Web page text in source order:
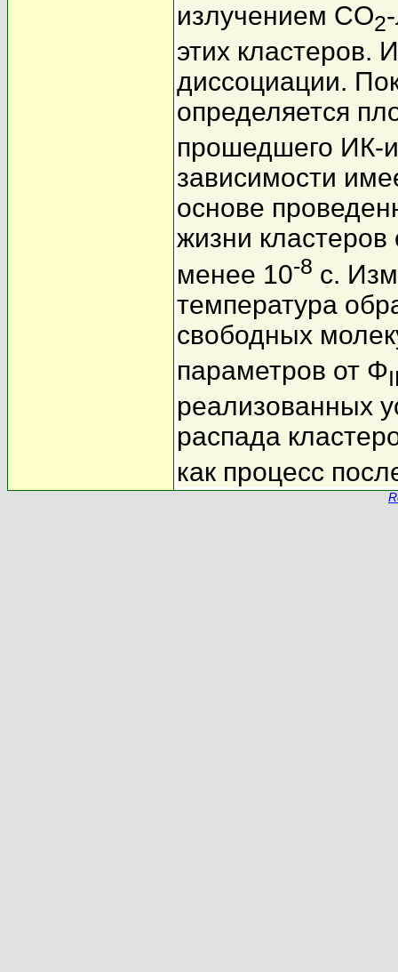
излучением CO2
этих кластеров.
диссоциации.
определяется
прошедшего ИК-
зависимости
основе
жизни кластеров
менее 10-8 с.
температура
свободных
параметров от Φ
реализованных
распада
как процесс